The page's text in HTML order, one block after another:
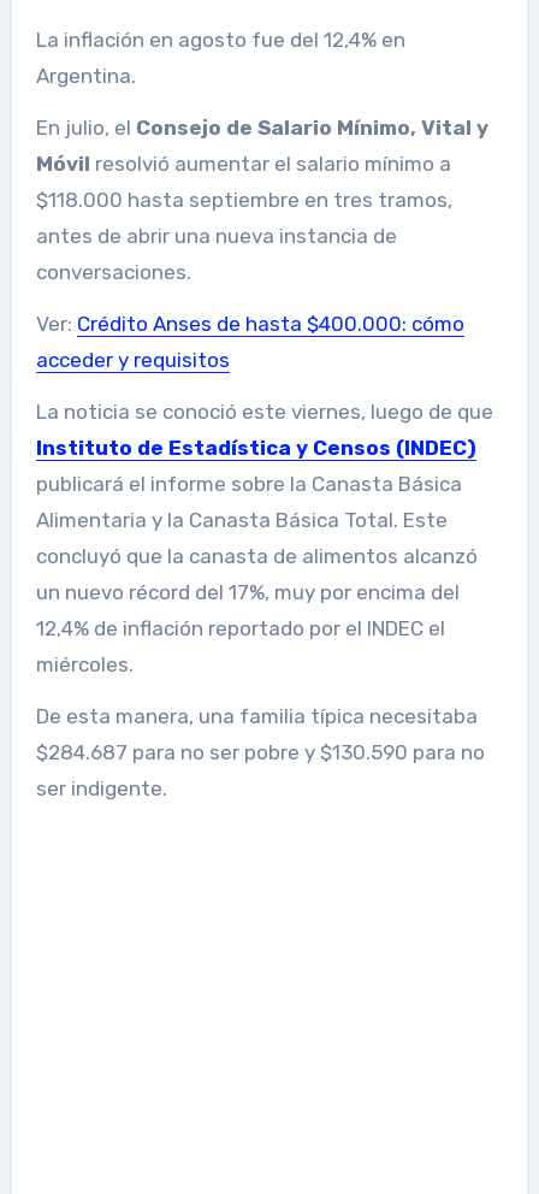
La inflación en agosto fue del 12,4% en
Argentina.
En julio, el Consejo de Salario Mínimo, Vital y
Móvil resolvió aumentar el salario mínimo a
$118.000 hasta septiembre en tres tramos,
antes de abrir una nueva instancia de
conversaciones.
Ver: Crédito Anses de hasta $400.000: cómo
acceder y requisitos
La noticia se conoció este viernes, luego de que
Instituto de Estadística y Censos (INDEC)
publicará el informe sobre la Canasta Básica
Alimentaria y la Canasta Básica Total. Este
concluyó que la canasta de alimentos alcanzó
un nuevo récord del 17%, muy por encima del
12,4% de inflación reportado por el INDEC el
miércoles.
De esta manera, una familia típica necesitaba
$284.687 para no ser pobre y $130.590 para no
ser indigente.